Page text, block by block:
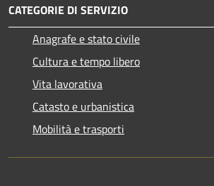
CATEGORIE DI SERVIZIO
Anagrafe e stato civile
Cultura e tempo libero
Vita lavorativa
Catasto e urbanistica
Mobilità e trasporti